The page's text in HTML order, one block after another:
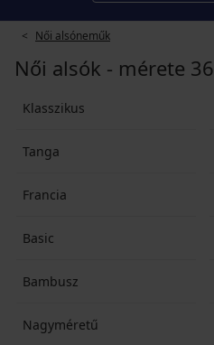
Női alsóneműk
Női alsók - mérete 36
Klasszikus
Tanga
Francia
Basic
Bambusz
Nagyméretű